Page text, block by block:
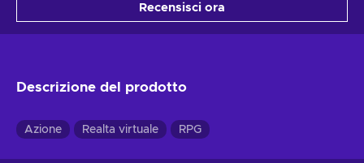
Recensisci ora
Descrizione del prodotto
Azione Realta virtuale RPG